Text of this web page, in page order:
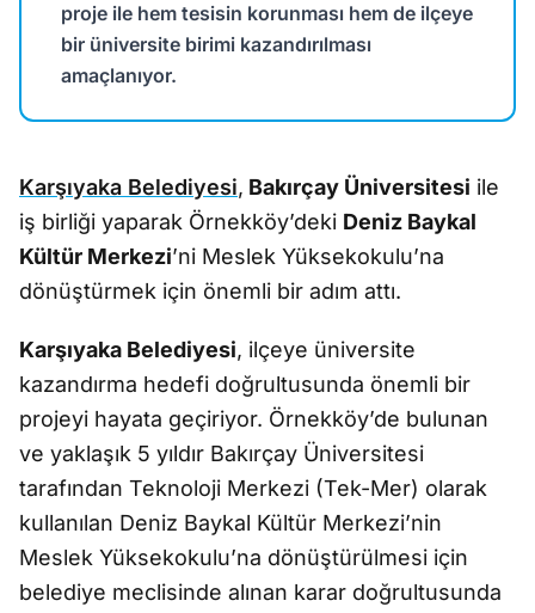
proje ile hem tesisin korunması hem de ilçeye
bir üniversite birimi kazandırılması
amaçlanıyor.
Karşıyaka Belediyesi, Bakırçay Üniversitesi ile
iş birliği yaparak Örnekköy’deki Deniz Baykal
Kültür Merkezi’ni Meslek Yüksekokulu’na
dönüştürmek için önemli bir adım attı.
Karşıyaka Belediyesi, ilçeye üniversite
kazandırma hedefi doğrultusunda önemli bir
projeyi hayata geçiriyor. Örnekköy’de bulunan
ve yaklaşık 5 yıldır Bakırçay Üniversitesi
tarafından Teknoloji Merkezi (Tek-Mer) olarak
kullanılan Deniz Baykal Kültür Merkezi’nin
Meslek Yüksekokulu’na dönüştürülmesi için
belediye meclisinde alınan karar doğrultusunda